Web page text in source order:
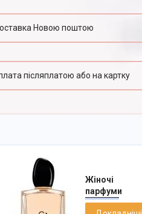
Новою поштою
післяплатою або на картку
Жіночі
парфуми